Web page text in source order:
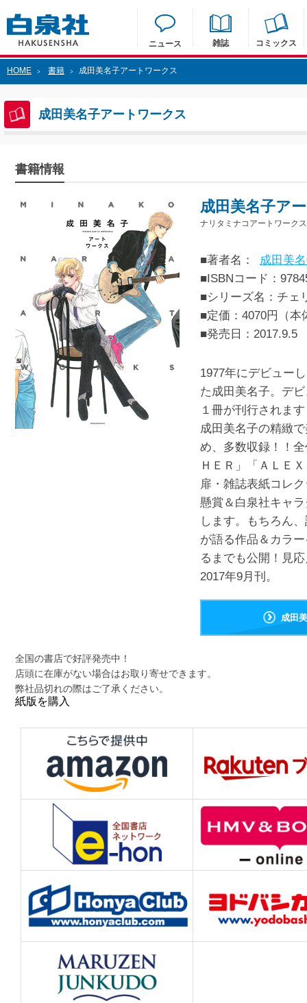
ニュース 雑誌 コミックス
HOME > 書籍 > 成田美名子アートワークス
成田美名子アートワークス
書籍情報
成田美名子ア
ナリタミナコアートワークス
■著者名：
成田美
■ISBNコード：
■シリーズ名：チェ
■定価：4070円（本
■発売日： 2017.9.5
1977年にデビュー
た成田美名子。デ
１冊が刊行されま
成田美名子の精緻
め、多数収録！！
ＨＥＲ」「ＡＬＥ
扉・雑誌表紙コレ
懸賞＆白泉社キャ
します。もちろん
が語る作品＆カラ
るまでも公開！見
2017年9月刊。
成田
全国の書店で好評発売中！
店頭に在庫がない場合はお取り寄せできます。
弊社品切れの際はご了承ください。
紙版を購入